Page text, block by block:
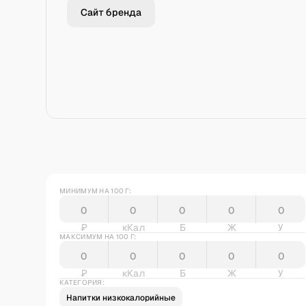
Сайт бренда
МИНИМУМ НА 100 Г:
₽ кКал Б Ж У
МАКСИМУМ НА 100 Г:
₽ кКал Б Ж У
КАТЕГОРИЯ:
Напитки низкокалорийные